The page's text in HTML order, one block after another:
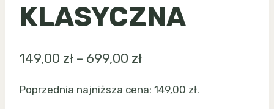
KLASYCZNA
149,00 zł – 699,00 złZakres
Poprzednia najniższa cena: 149,00 zł.